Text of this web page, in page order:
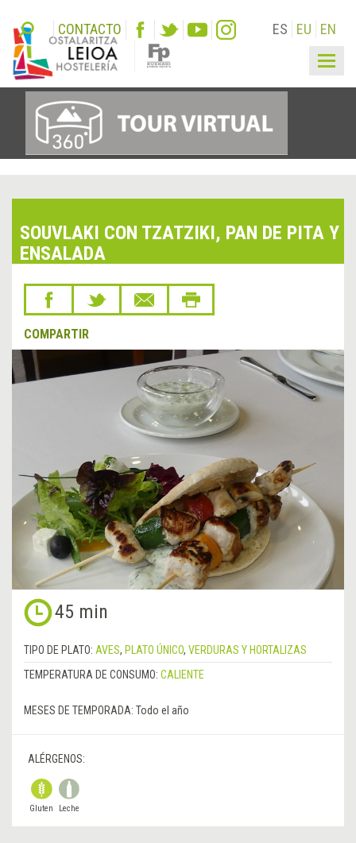
CONTACTO ES EU EN
SOUVLAKI CON TZATZIKI, PAN DE PITA Y
ENSALADA
COMPARTIR
45 min
TIPO DE PLATO: AVES, PLATO ÚNICO, VERDURAS Y HORTALIZAS
TEMPERATURA DE CONSUMO: CALIENTE
MESES DE TEMPORADA: Todo el año
ALÉRGENOS:
Gluten Leche